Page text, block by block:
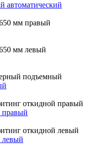
автоматический
правый
левый